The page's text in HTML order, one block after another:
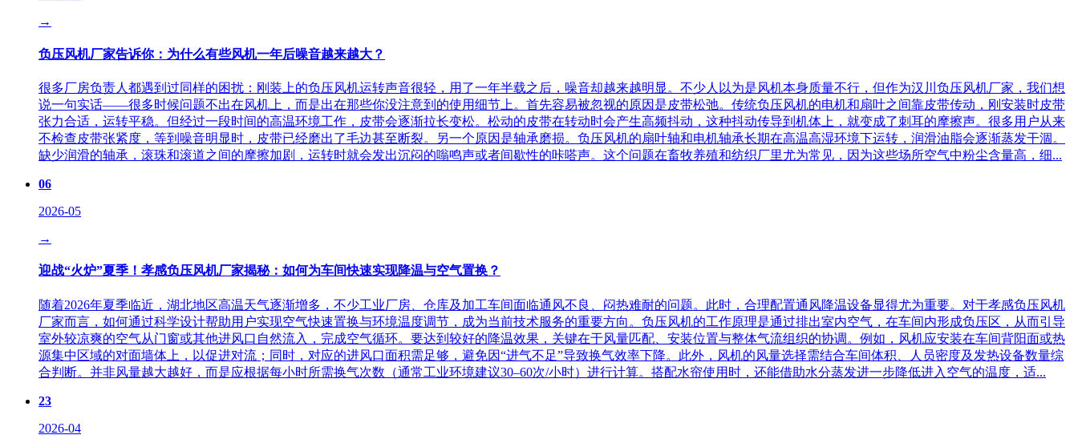
→
负压风机厂家告诉你：为什么有些风机一年后噪音越来越大？
很多厂房负责人都遇到过同样的困扰：刚装上的负压风机运转声音很轻，用了一年半载之后，噪音却越来越明显。不少人以为是风机本身质量不行，但作为汉川负压风机厂家，我们想
说一句实话——很多时候问题不出在风机上，而是出在那些你没注意到的使用细节上。首先容易被忽视的原因是皮带松弛。传统负压风机的电机和扇叶之间靠皮带传动，刚安装时皮带
张力合适，运转平稳。但经过一段时间的高温环境工作，皮带会逐渐拉长变松。松动的皮带在转动时会产生高频抖动，这种抖动传导到机体上，就变成了刺耳的摩擦声。很多用户从来
不检查皮带张紧度，等到噪音明显时，皮带已经磨出了毛边甚至断裂。另一个原因是轴承磨损。负压风机的扇叶轴和电机轴承长期在高温高湿环境下运转，润滑油脂会逐渐蒸发干涸。
缺少润滑的轴承，滚珠和滚道之间的摩擦加剧，运转时就会发出沉闷的嗡鸣声或者间歇性的咔嗒声。这个问题在畜牧养殖和纺织厂里尤为常见，因为这些场所空气中粉尘含量高，细...
06
2026-05
→
迎战“火炉”夏季！孝感负压风机厂家揭秘：如何为车间快速实现降温与空气置换？
随着2026年夏季临近，湖北地区高温天气逐渐增多，不少工业厂房、仓库及加工车间面临通风不良、闷热难耐的问题。此时，合理配置通风降温设备显得尤为重要。对于孝感负压风机
厂家而言，如何通过科学设计帮助用户实现空气快速置换与环境温度调节，成为当前技术服务的重要方向。负压风机的工作原理是通过排出室内空气，在车间内形成负压区，从而引导
室外较凉爽的空气从门窗或其他进风口自然流入，完成空气循环。要达到较好的降温效果，关键在于风量匹配、安装位置与整体气流组织的协调。例如，风机应安装在车间背阳面或热
源集中区域的对面墙体上，以促进对流；同时，对应的进风口面积需足够，避免因“进气不足”导致换气效率下降。此外，风机的风量选择需结合车间体积、人员密度及发热设备数量综
合判断。并非风量越大越好，而是应根据每小时所需换气次数（通常工业环境建议30–60次/小时）进行计算。搭配水帘使用时，还能借助水分蒸发进一步降低进入空气的温度，适...
23
2026-04